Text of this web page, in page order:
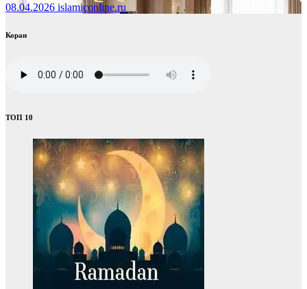
08.04.2026 islamiconline.ru
Коран
ТОП 10